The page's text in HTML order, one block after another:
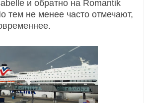
и обратно на Romantik
тем не менее часто отмечают,